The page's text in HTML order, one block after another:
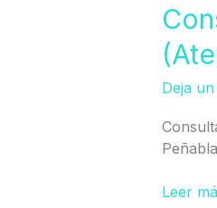
Deja
Cirugía
en
Villa
Alemana)
Leer